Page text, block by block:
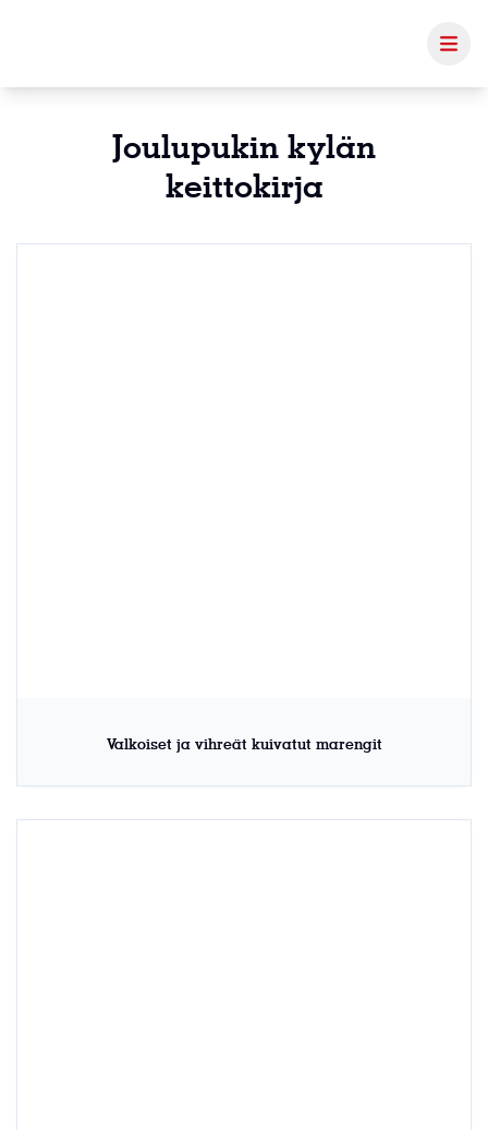
Joulupukin kylän
keittokirja
Valkoiset ja vihreät kuivatut marengit